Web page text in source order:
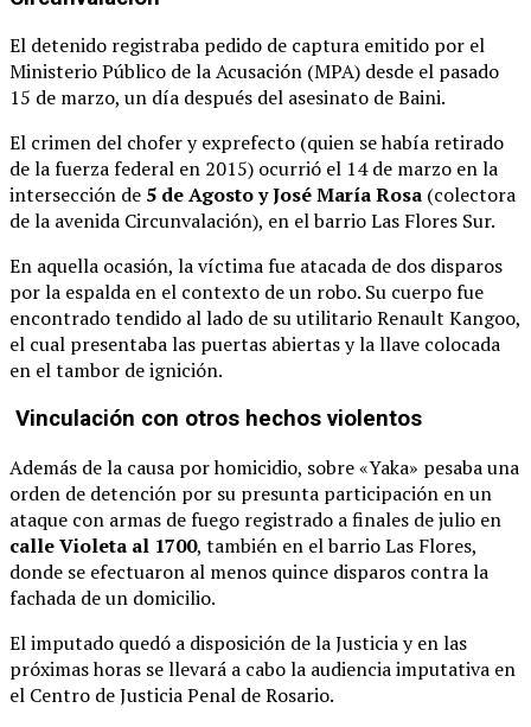
El detenido registraba pedido de captura emitido por el
Ministerio Público de la Acusación (MPA) desde el pasado
15 de marzo, un día después del asesinato de Baini.
El crimen del chofer y exprefecto (quien se había retirado
de la fuerza federal en 2015) ocurrió el 14 de marzo en la
intersección de 5 de Agosto y José María Rosa (colectora
de la avenida Circunvalación), en el barrio Las Flores Sur.
En aquella ocasión, la víctima fue atacada de dos disparos
por la espalda en el contexto de un robo. Su cuerpo fue
encontrado tendido al lado de su utilitario Renault Kangoo,
el cual presentaba las puertas abiertas y la llave colocada
en el tambor de ignición.
Vinculación con otros hechos violentos
Además de la causa por homicidio, sobre «Yaka» pesaba una
orden de detención por su presunta participación en un
ataque con armas de fuego registrado a finales de julio en
calle Violeta al 1700, también en el barrio Las Flores,
donde se efectuaron al menos quince disparos contra la
fachada de un domicilio.
El imputado quedó a disposición de la Justicia y en las
próximas horas se llevará a cabo la audiencia imputativa en
el Centro de Justicia Penal de Rosario.